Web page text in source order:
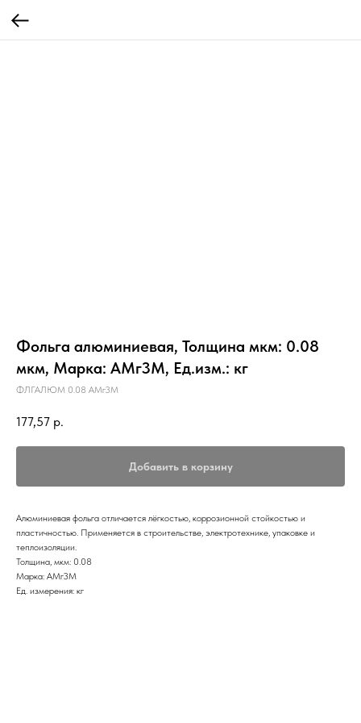
Фольга алюминиевая, Толщина мкм: 0.08
мкм, Марка: АМг3М, Ед.изм.: кг
ФЛГАЛЮМ 0.08 АМг3М
177,57 р.
Добавить в корзину
Алюминиевая фольга отличается лёгкостью, коррозионной стойкостью и
пластичностью. Применяется в строительстве, электротехнике, упаковке и
теплоизоляции.
Толщина, мкм: 0.08
Марка: АМг3М
Ед. измерения: кг